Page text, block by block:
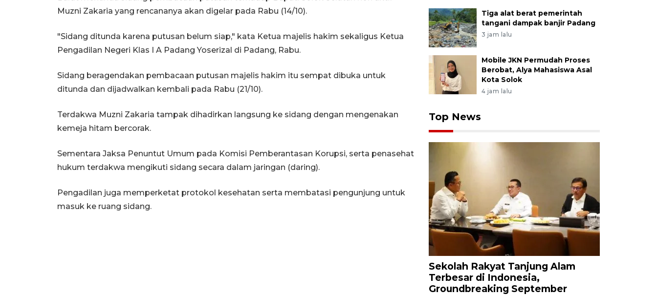
Muzni Zakaria yang rencananya akan digelar pada Rabu (14/10).
"Sidang ditunda karena putusan belum siap," kata Ketua majelis hakim sekaligus Ketua
Pengadilan Negeri Klas I A Padang Yoserizal di Padang, Rabu.
Sidang beragendakan pembacaan putusan majelis hakim itu sempat dibuka untuk
ditunda dan dijadwalkan kembali pada Rabu (21/10).
Terdakwa Muzni Zakaria tampak dihadirkan langsung ke sidang dengan mengenakan
kemeja hitam bercorak.
Sementara Jaksa Penuntut Umum pada Komisi Pemberantasan Korupsi, serta penasehat
hukum terdakwa mengikuti sidang secara dalam jaringan (daring).
Pengadilan juga memperketat protokol kesehatan serta membatasi pengunjung untuk
masuk ke ruang sidang.
Tiga alat berat pemerintah
tangani dampak banjir Padang
3 jam lalu
Mobile JKN Permudah Proses
Berobat, Alya Mahasiswa Asal
Kota Solok
4 jam lalu
Top News
Sekolah Rakyat Tanjung Alam
Terbesar di Indonesia,
Groundbreaking September